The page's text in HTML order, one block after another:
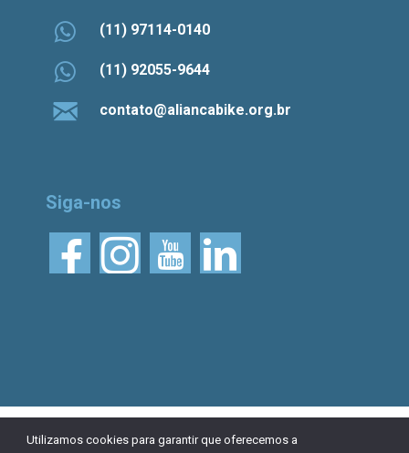
(11) 97114-0140
(11) 92055-9644
contato@aliancabike.org.br
Siga-nos
© 2026 Aliança Bike.
Esta obra está licenciada
Utilizamos cookies para garantir que oferecemos a